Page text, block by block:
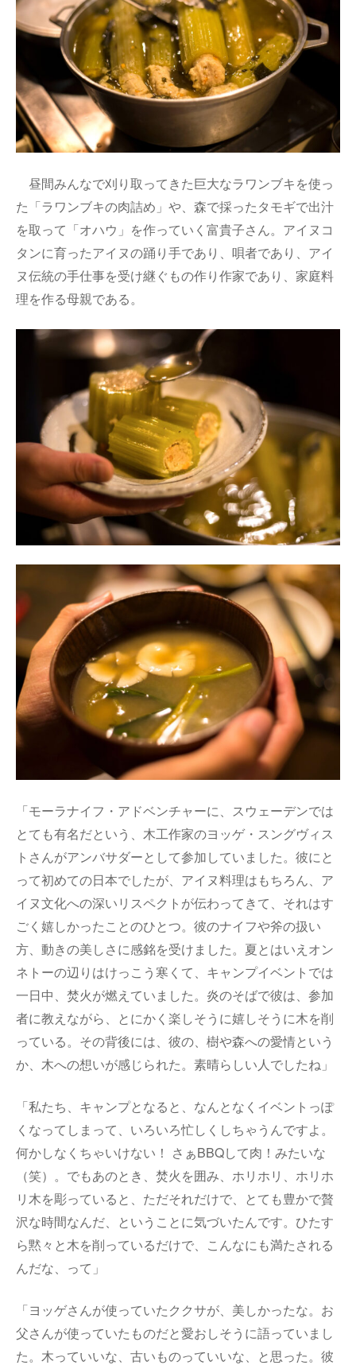
昼間みんなで刈り取ってきた巨大なラワンブキを使っ
た「ラワンブキの肉詰め」や、森で採ったタモギで出汁
を取って「オハウ」を作っていく富貴子さん。アイヌコ
タンに育ったアイヌの踊り手であり、唄者であり、アイ
ヌ伝統の手仕事を受け継ぐもの作り作家であり、家庭料
理を作る母親である。
「モーラナイフ・アドベンチャーに、スウェーデンでは
とても有名だという、木工作家のヨッゲ・スングヴィス
トさんがアンバサダーとして参加していました。彼にと
って初めての日本でしたが、アイヌ料理はもちろん、ア
イヌ文化への深いリスペクトが伝わってきて、それはす
ごく嬉しかったことのひとつ。彼のナイフや斧の扱い
方、動きの美しさに感銘を受けました。夏とはいえオン
ネトーの辺りはけっこう寒くて、キャンプイベントでは
一日中、焚火が燃えていました。炎のそばで彼は、参加
者に教えながら、とにかく楽しそうに嬉しそうに木を削
っている。その背後には、彼の、樹や森への愛情という
か、木への想いが感じられた。素晴らしい人でしたね」
「私たち、キャンプとなると、なんとなくイベントっぽ
くなってしまって、いろいろ忙しくしちゃうんですよ。
何かしなくちゃいけない！ さぁBBQして肉！みたいな
（笑）。でもあのとき、焚火を囲み、ホリホリ、ホリホ
リ木を彫っていると、ただそれだけで、とても豊かで贅
沢な時間なんだ、ということに気づいたんです。ひたす
ら黙々と木を削っているだけで、こんなにも満たされる
んだな、って」
「ヨッゲさんが使っていたククサが、美しかったな。お
父さんが使っていたものだと愛おしそうに語っていまし
た。木っていいな、古いものっていいな、と思った。彼